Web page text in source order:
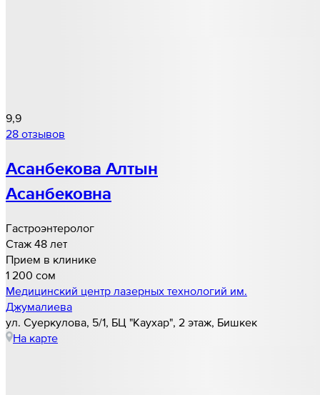
9,9
28 отзывов
Асанбекова Алтын
Асанбековна
Гастроэнтеролог
Стаж 48 лет
Прием в клинике
1 200 cом
Медицинский центр лазерных технологий им.
Джумалиева
ул. Суеркулова, 5/1, БЦ "Каухар", 2 этаж, Бишкек
На карте